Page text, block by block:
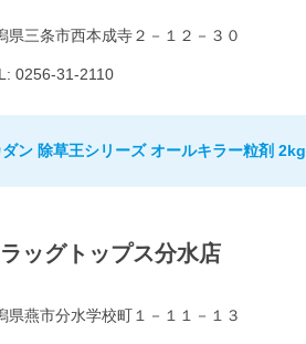
県三条市西本成寺２－１２－３０
0256-31-2110
ダン 除草王シリーズ オールキラー粒剤 2kg
ラッグトップス分水店
県燕市分水学校町１－１１－１３